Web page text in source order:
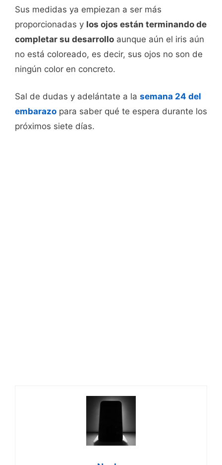
Sus medidas ya empiezan a ser más
proporcionadas y los ojos están terminando de
completar su desarrollo aunque aún el iris aún
no está coloreado, es decir, sus ojos no son de
ningún color en concreto.
Sal de dudas y adelántate a la semana 24 del
embarazo para saber qué te espera durante los
próximos siete días.